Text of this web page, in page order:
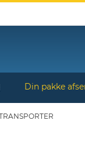
Din pakke